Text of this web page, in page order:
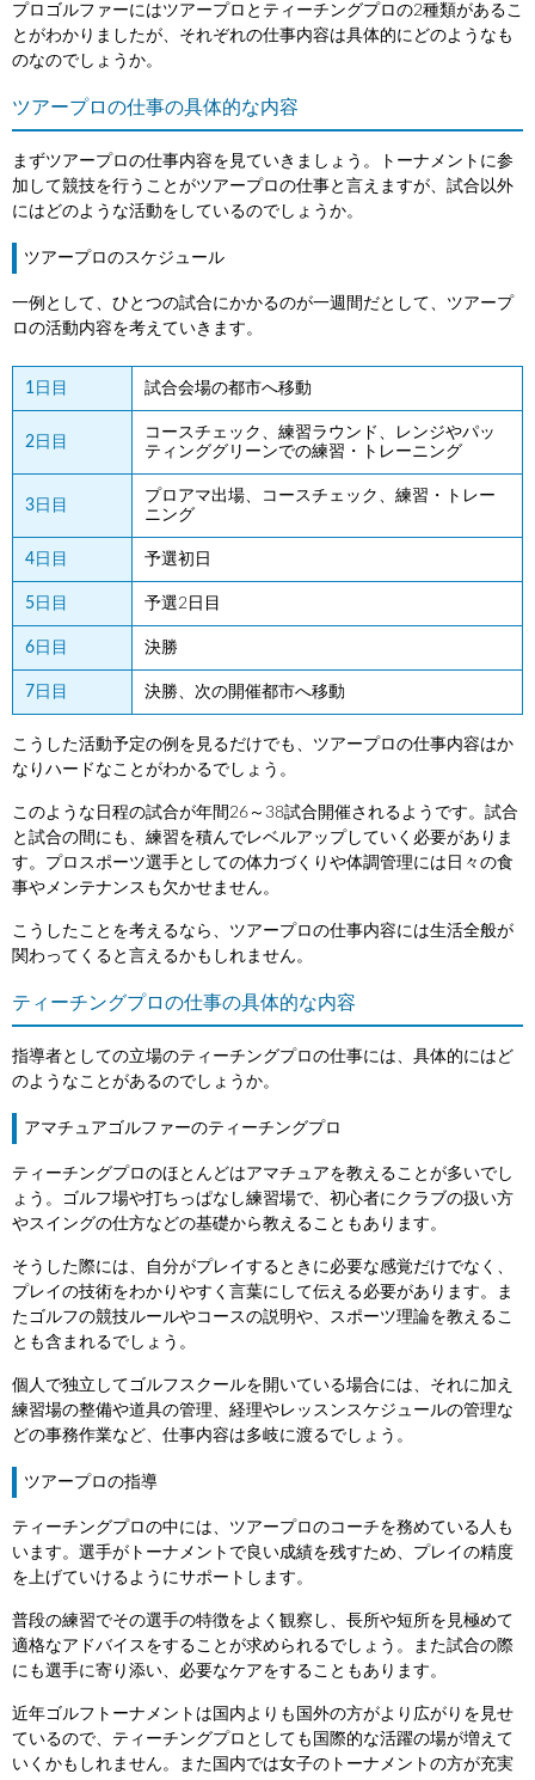
プロゴルファーにはツアープロとティーチングプロの2種類があるこ
とがわかりましたが、それぞれの仕事内容は具体的にどのようなも
のなのでしょうか。
ツアープロの仕事の具体的な内容
まずツアープロの仕事内容を見ていきましょう。トーナメントに参
加して競技を行うことがツアープロの仕事と言えますが、試合以外
にはどのような活動をしているのでしょうか。
ツアープロのスケジュール
一例として、ひとつの試合にかかるのが一週間だとして、ツアープ
ロの活動内容を考えていきます。
1日目 試合会場の都市へ移動
2日目
コースチェック、練習ラウンド、レンジやパッ
ティンググリーンでの練習・トレーニング
3日目
プロアマ出場、コースチェック、練習・トレー
ニング
4日目 予選初日
5日目 予選2日目
6日目 決勝
7日目 決勝、次の開催都市へ移動
こうした活動予定の例を見るだけでも、ツアープロの仕事内容はか
なりハードなことがわかるでしょう。
このような日程の試合が年間26～38試合開催されるようです。試合
と試合の間にも、練習を積んでレベルアップしていく必要がありま
す。プロスポーツ選手としての体力づくりや体調管理には日々の食
事やメンテナンスも欠かせません。
こうしたことを考えるなら、ツアープロの仕事内容には生活全般が
関わってくると言えるかもしれません。
ティーチングプロの仕事の具体的な内容
指導者としての立場のティーチングプロの仕事には、具体的にはど
のようなことがあるのでしょうか。
アマチュアゴルファーのティーチングプロ
ティーチングプロのほとんどはアマチュアを教えることが多いでし
ょう。ゴルフ場や打ちっぱなし練習場で、初心者にクラブの扱い方
やスイングの仕方などの基礎から教えることもあります。
そうした際には、自分がプレイするときに必要な感覚だけでなく、
プレイの技術をわかりやすく言葉にして伝える必要があります。ま
たゴルフの競技ルールやコースの説明や、スポーツ理論を教えるこ
とも含まれるでしょう。
個人で独立してゴルフスクールを開いている場合には、それに加え
練習場の整備や道具の管理、経理やレッスンスケジュールの管理な
どの事務作業など、仕事内容は多岐に渡るでしょう。
ツアープロの指導
ティーチングプロの中には、ツアープロのコーチを務めている人も
います。選手がトーナメントで良い成績を残すため、プレイの精度
を上げていけるようにサポートします。
普段の練習でその選手の特徴をよく観察し、長所や短所を見極めて
適格なアドバイスをすることが求められるでしょう。また試合の際
にも選手に寄り添い、必要なケアをすることもあります。
近年ゴルフトーナメントは国内よりも国外の方がより広がりを見せ
ているので、ティーチングプロとしても国際的な活躍の場が増えて
いくかもしれません。また国内では女子のトーナメントの方が充実